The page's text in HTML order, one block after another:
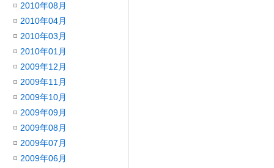
2010年08月
2010年04月
2010年03月
2010年01月
2009年12月
2009年11月
2009年10月
2009年09月
2009年08月
2009年07月
2009年06月